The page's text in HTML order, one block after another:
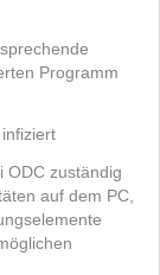
Programm
ODC zuständig
auf dem PC,